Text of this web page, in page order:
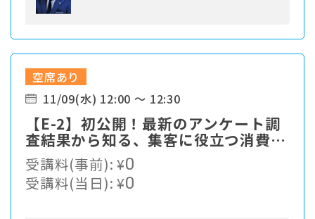
空席あり
11/09(水) 12:00 ～ 12:30
【E-2】初公開！最新のアンケート調
査結果から知る、集客に役立つ消費者
トレンド
受講料(事前):¥0
受講料(当日):¥0